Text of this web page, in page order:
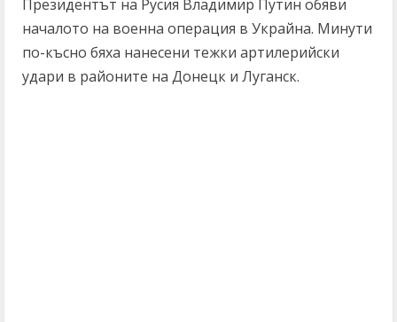
Президентът на Русия Владимир Путин обяви
началото на военна операция в Украйна. Минути
по-късно бяха нанесени тежки артилерийски
удари в районите на Донецк и Луганск.